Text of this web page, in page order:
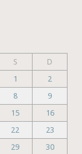
S
D
1
2
8
9
15
16
22
23
29 30